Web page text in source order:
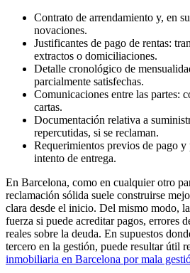
Contrato de arrendamiento y, en
novaciones.
Justificantes de pago de rentas:
extractos o domiciliaciones.
Detalle cronológico de
parcialmente satisfechas.
Comunicaciones entre las partes:
cartas.
Documentación relativa a
repercutidas, si se reclaman.
Requerimientos previos de pago y
intento de entrega.
En Barcelona, como en cualquier otro
reclamación sólida suele construirse
clara desde el inicio. Del mismo modo,
fuerza si puede acreditar pagos, errores
reales sobre la deuda. En supuestos
tercero en la gestión, puede resultar útil
inmobiliaria en Barcelona por mala